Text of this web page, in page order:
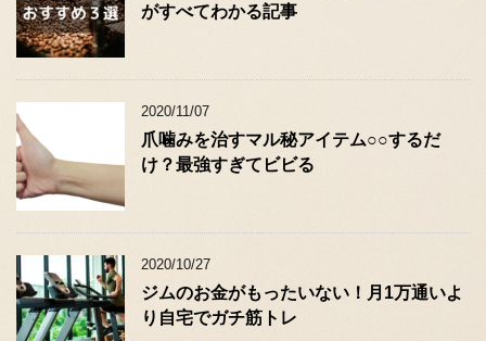
がすべてわかる記事
2020/11/07
爪噛みを治すマル秘アイテム○○するだ
け？最強すぎてビビる
2020/10/27
ジムのお金がもったいない！月1万通いよ
り自宅でガチ筋トレ